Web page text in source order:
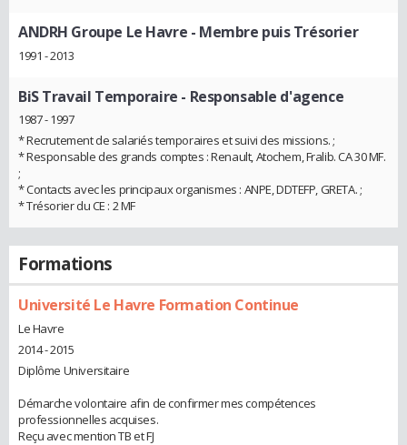
ANDRH Groupe Le Havre - Membre puis Trésorier
1991 - 2013
BiS Travail Temporaire - Responsable d'agence
1987 - 1997
* Recrutement de salariés temporaires et suivi des missions. ;
* Responsable des grands comptes : Renault, Atochem, Fralib. CA 30 MF.
;
* Contacts avec les principaux organismes : ANPE, DDTEFP, GRETA. ;
* Trésorier du CE : 2 MF
Formations
Université Le Havre Formation Continue
Le Havre
2014 - 2015
Diplôme Universitaire
Démarche volontaire afin de confirmer mes compétences
professionnelles acquises.
Reçu avec mention TB et FJ